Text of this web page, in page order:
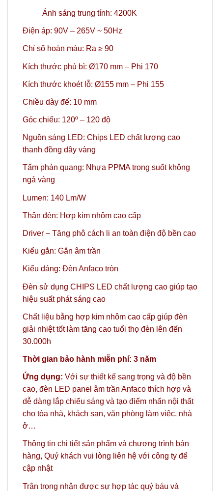
Ánh sáng trung tính: 4200K
Điện áp: 90V – 265V ~ 50Hz
Chỉ số hoàn màu: Ra ≥ 90
Kích thước phủ bì: Ø170 mm – Phi 170
Kích thước khoét lỗ: Ø155 mm – Phi 155
Chiều dày đế: 10 mm
Góc chiếu: 120º – 120 độ
Nguồn sáng LED: Chips LED chất lượng cao
thanh đồng dây vàng
Tấm phản quang: Nhựa PPMA trong suốt không
ngả vàng
Lumen: 140 Lm/W
Thân đèn: Hợp kim nhôm cao cấp
Driver – Tăng phô cách li an toàn điện độ bền cao
Kiểu gắn: Gắn âm trần
Kiểu dáng: Đèn Anfaco tròn
Đèn sử dụng CHIPS LED chất lượng cao giúp tạo
hiệu suất phát sáng cao
Chất liệu bằng hợp kim nhôm cao cấp giúp đèn
giải nhiệt tốt làm tăng cao tuổi thọ đèn lên đến
30.000h
Thời gian bảo hành miễn phí: 3 năm
Ứng dụng: Với sự thiết kế sang trọng và độ bền
cao, đèn LED panel âm trần Anfaco thích hợp và
dễ dàng lắp chiếu sáng và tạo điểm nhấn nội thất
cho tòa nhà, khách sạn, văn phòng làm việc, nhà
ở…
Thông tin chi tiết sản phẩm và chương trình bán
hàng, Quý khách vui lòng liên hệ với công ty để
cập nhật
Trân trọng nhận được sự hợp tác quý báu và